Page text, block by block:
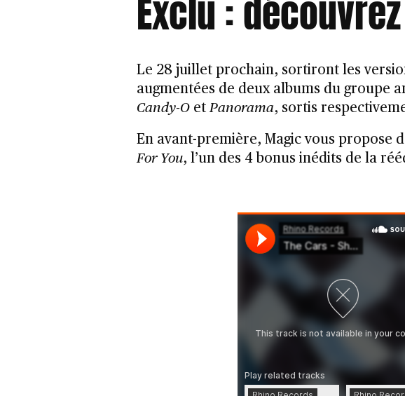
Exclu :
Le 28 juillet prochain, sortiront les
augmentées de deux albums du groupe
Candy-OetPanorama, sortis
En avant-première, Magic vous propose
For You, l’un des 4 bonus inédits de la